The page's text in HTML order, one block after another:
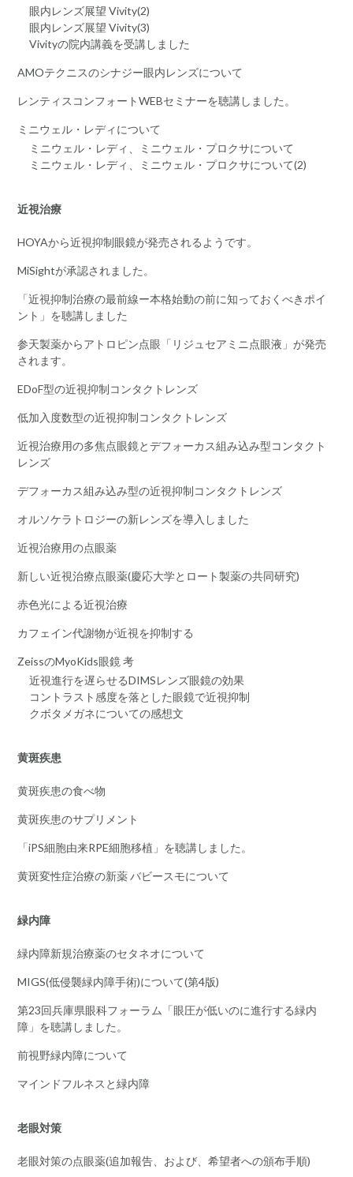
眼内レンズ展望 Vivity(2)
眼内レンズ展望 Vivity(3)
Vivityの院内講義を受講しました
AMOテクニスのシナジー眼内レンズについて
レンティスコンフォートWEBセミナーを聴講しました。
ミニウェル・レディについて
ミニウェル・レディ、ミニウェル・プロクサについて
ミニウェル・レディ、ミニウェル・プロクサについて(2)
近視治療
HOYAから近視抑制眼鏡が発売されるようです。
MiSightが承認されました。
「近視抑制治療の最前線ー本格始動の前に知っておくべきポイ
ント」を聴講しました
参天製薬からアトロピン点眼「リジュセアミニ点眼液」が発売
されます。
EDoF型の近視抑制コンタクトレンズ
低加入度数型の近視抑制コンタクトレンズ
近視治療用の多焦点眼鏡とデフォーカス組み込み型コンタクト
レンズ
デフォーカス組み込み型の近視抑制コンタクトレンズ
オルソケラトロジーの新レンズを導入しました
近視治療用の点眼薬
新しい近視治療点眼薬(慶応大学とロート製薬の共同研究)
赤色光による近視治療
カフェイン代謝物が近視を抑制する
ZeissのMyoKids眼鏡 考
近視進行を遅らせるDIMSレンズ眼鏡の効果
コントラスト感度を落とした眼鏡で近視抑制
クボタメガネについての感想文
黄斑疾患
黄斑疾患の食べ物
黄斑疾患のサプリメント
「iPS細胞由来RPE細胞移植」を聴講しました。
黄斑変性症治療の新薬 バビースモについて
緑内障
緑内障新規治療薬のセタネオについて
MIGS(低侵襲緑内障手術)について(第4版)
第23回兵庫県眼科フォーラム「眼圧が低いのに進行する緑内
障」を聴講しました。
前視野緑内障について
マインドフルネスと緑内障
老眼対策
老眼対策の点眼薬(追加報告、および、希望者への頒布手順)